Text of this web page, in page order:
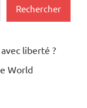
Rechercher
liberté ?
World